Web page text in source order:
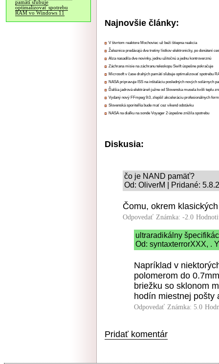
pamätí sľubuje
optimalizovať spotrebu
RAM vo Windows 11
Najnovšie články:
V štvrtom reaktore Mochoviec už beží štiepna reakcia
Železnice predávajú dve tretiny lístkov elektronicky, po donútení
Alza nasadila dve novinky, jednu užitočnú a jednu kontroverznú
Záchrana misie na záchranu teleskopu Swift úspešne pokračuje
Microsoft v čase drahých pamätí sľubuje optimalizovať spotrebu
NASA pripravuje ISS na inštaláciu posledných nových solárnych
Ďalšia jadrová elektráreň južne od Slovenska musela kvôli teplu
Vydaný nový FFmpeg 9.0, zlepšil akceleráciu profesionálnych
Slovenská sporiteľňa bude mať cez víkend odstávku
NASA na diaľku na sonde Voyager 2 úspešne znížila spotrebu
Diskusia:
čo je NAND pamäť?
Od: OliverM | Pridané:
Čomu, okrem
Odpovedať Známka: -2.0
ultraradikálny
Od: syntaxterrorXXX, .
Napríklad v
polomerom do
briežku so sklonom
hodín miestnej pošty
Odpovedať Známka: 5.0
Pridať komentár